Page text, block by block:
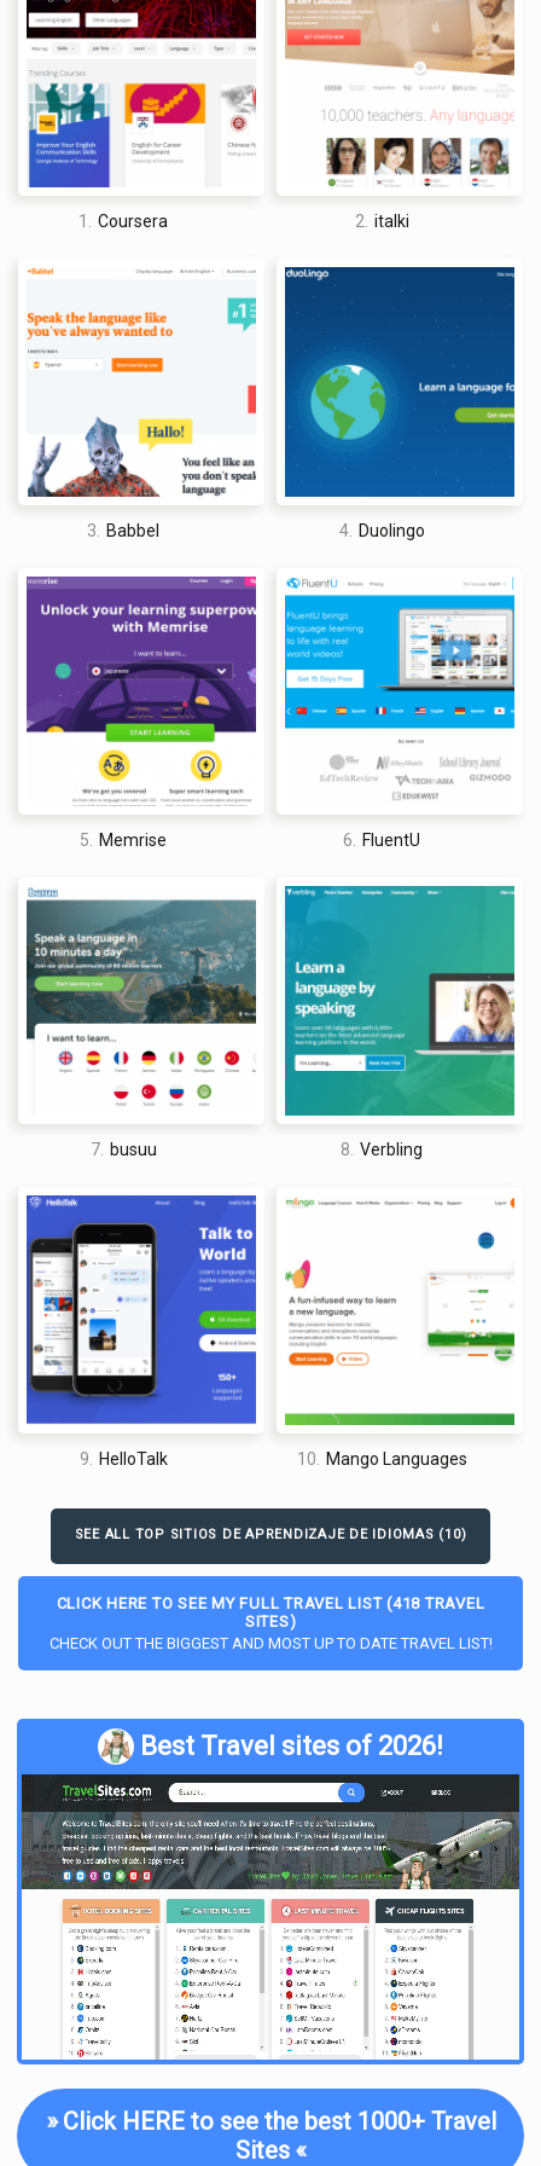
mismo tiempo.
Un problema con la aplicación que encontré mientras la usaba
es que drena rápidamente la batería y requiere una buena
conexión a internet para intercambiar mensajes de texto
simples. Esto dificulta su uso cuando se está en movimiento,
lo que significa que no puedes practicar tus habilidades
lingüísticas a través de la aplicación en lugares como el metro
David Jones
I am a professional travel writer and travel enthusiast who
traveled the world twice, so I am sharing my firsthand
time abroad.
1. Coursera 2. italki
3. Babbel 4. Duolingo
5. Memrise 6. FluentU
7. busuu 8. Verbling
9. HelloTalk 10. Mango Languages
SEE ALL TOP SITIOS DE APRENDIZAJE DE IDIOMAS (10)
CLICK HERE TO SEE MY FULL TRAVEL LIST (418 TRAVEL
SITES)
CHECK OUT THE BIGGEST AND MOST UP TO DATE TRAVEL LIST!
Best Travel sites of 2026!
»Click HERE to see the best 1000+ Travel
Sites «